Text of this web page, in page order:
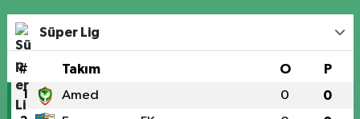
Süper Lig
# Takım O P
1 Amed 0 0